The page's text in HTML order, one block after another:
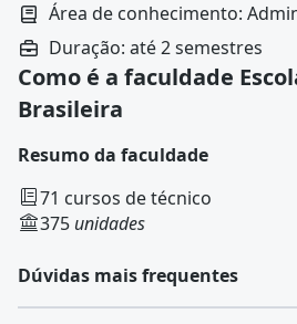
Área de conhecimento:
Duração: até 2 semestres
Como é a faculdade
Brasileira
Resumo da faculdade
71 cursos de técnico
375 unidades
Dúvidas mais frequentes